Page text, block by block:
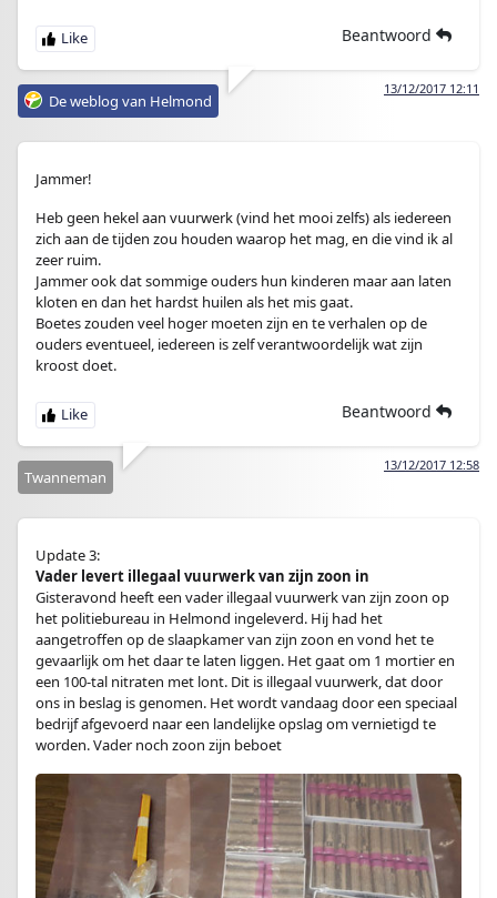
Beantwoord
13/12/2017 12:11
De weblog van Helmond
Jammer!
Heb geen hekel aan vuurwerk (vind het mooi zelfs) als iedereen
zich aan de tijden zou houden waarop het mag, en die vind ik al
zeer ruim.
Jammer ook dat sommige ouders hun kinderen maar aan laten
kloten en dan het hardst huilen als het mis gaat.
Boetes zouden veel hoger moeten zijn en te verhalen op de
ouders eventueel, iedereen is zelf verantwoordelijk wat zijn
kroost doet.
Beantwoord
13/12/2017 12:58
Twanneman
Update 3:
Vader levert illegaal vuurwerk van zijn zoon in
Gisteravond heeft een vader illegaal vuurwerk van zijn zoon op
het politiebureau in Helmond ingeleverd. Hij had het
aangetroffen op de slaapkamer van zijn zoon en vond het te
gevaarlijk om het daar te laten liggen. Het gaat om 1 mortier en
een 100-tal nitraten met lont. Dit is illegaal vuurwerk, dat door
ons in beslag is genomen. Het wordt vandaag door een speciaal
bedrijf afgevoerd naar een landelijke opslag om vernietigd te
worden. Vader noch zoon zijn beboet